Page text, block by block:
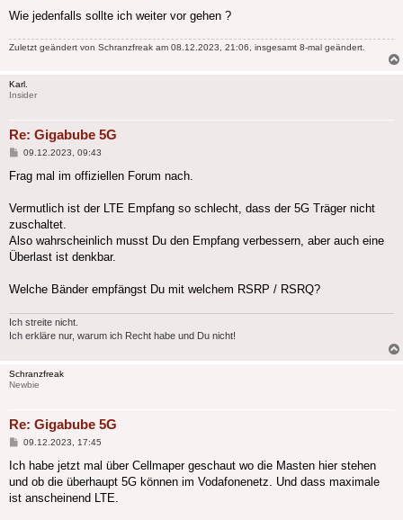
Wie jedenfalls sollte ich weiter vor gehen ?
Zuletzt geändert von Schranzfreak am 08.12.2023, 21:06, insgesamt 8-mal geändert.
Karl.
Insider
Re: Gigabube 5G
Beitrag
09.12.2023, 09:43
Frag mal im offiziellen Forum nach.
Vermutlich ist der LTE Empfang so schlecht, dass der 5G Träger nicht
zuschaltet.
Also wahrscheinlich musst Du den Empfang verbessern, aber auch eine
Überlast ist denkbar.
Welche Bänder empfängst Du mit welchem RSRP / RSRQ?
Ich streite nicht.
Ich erkläre nur, warum ich Recht habe und Du nicht!
Schranzfreak
Newbie
Re: Gigabube 5G
Beitrag
09.12.2023, 17:45
Ich habe jetzt mal über Cellmaper geschaut wo die Masten hier stehen
und ob die überhaupt 5G können im Vodafonenetz. Und dass maximale
ist anscheinend LTE.